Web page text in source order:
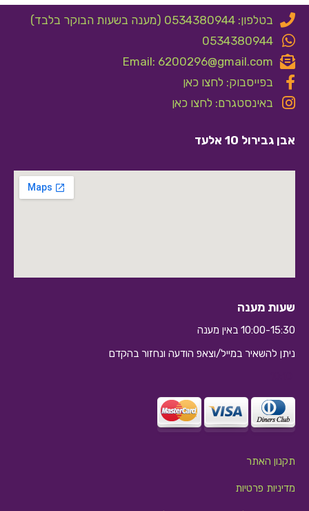
בטלפון: 0534380944 (מענה בשעות הבוקר בלבד)
0534380944
Email: 6200296@gmail.com
בפייסבוק: לחצו כאן
באינסטגרם: לחצו כאן
אבן גבירול 10 אלעד
שעות מענה
10:00-15:30 באין מענה
ניתן להשאיר במייל/וצאפ הודעה ונחזור בהקדם
תקנון האתר
מדיניות פרטיות